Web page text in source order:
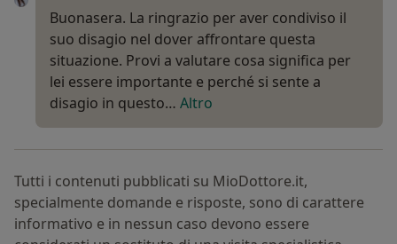
Buonasera. La ringrazio per aver condiviso il
suo disagio nel dover affrontare questa
situazione. Provi a valutare cosa significa per
lei essere importante e perché si sente a
disagio in questo… Altro
Tutti i contenuti pubblicati su MioDottore.it,
specialmente domande e risposte, sono di carattere
informativo e in nessun caso devono essere